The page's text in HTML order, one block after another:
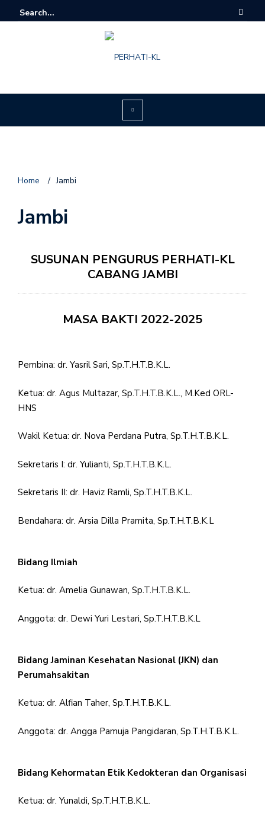
Home / Jambi
Jambi
SUSUNAN PENGURUS PERHATI-KL
CABANG JAMBI
MASA BAKTI 2022-2025
Pembina: dr. Yasril Sari, Sp.T.H.T.B.K.L.
Ketua: dr. Agus Multazar, Sp.T.H.T.B.K.L., M.Ked ORL-
HNS
Wakil Ketua: dr. Nova Perdana Putra, Sp.T.H.T.B.K.L.
Sekretaris I: dr. Yulianti, Sp.T.H.T.B.K.L.
Sekretaris II: dr. Haviz Ramli, Sp.T.H.T.B.K.L.
Bendahara: dr. Arsia Dilla Pramita, Sp.T.H.T.B.K.L
Bidang Ilmiah
Ketua: dr. Amelia Gunawan, Sp.T.H.T.B.K.L.
Anggota: dr. Dewi Yuri Lestari, Sp.T.H.T.B.K.L
Bidang Jaminan Kesehatan Nasional (JKN) dan
Perumahsakitan
Ketua: dr. Alfian Taher, Sp.T.H.T.B.K.L.
Anggota: dr. Angga Pamuja Pangidaran, Sp.T.H.T.B.K.L.
Bidang Kehormatan Etik Kedokteran dan Organisasi
Ketua: dr. Yunaldi, Sp.T.H.T.B.K.L.